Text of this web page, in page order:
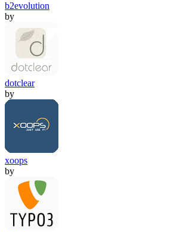
b2evolution
by
dotclear
by
xoops
by